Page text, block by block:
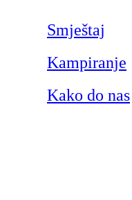
Smještaj
Kampiranje
Kako do nas